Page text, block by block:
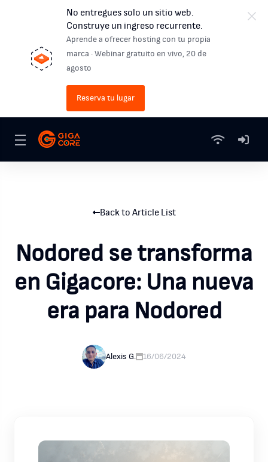
No entregues solo un sitio web.
Construye un ingreso recurrente.
Aprende a ofrecer hosting con tu propia
marca · Webinar gratuito en vivo, 20 de
agosto
Reserva tu lugar
Back to Article List
Nodored se transforma
en Gigacore: Una nueva
era para Nodored
Alexis G. 16/06/2024